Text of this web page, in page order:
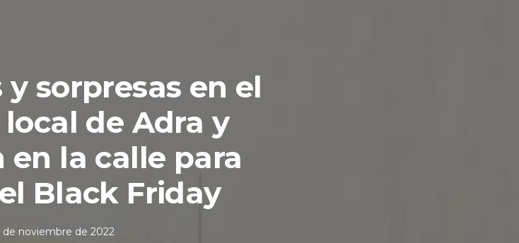
sorpresas en el
de Adra y
en la calle para
Black Friday
de noviembre de 2022